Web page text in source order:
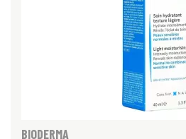
BIODERMA